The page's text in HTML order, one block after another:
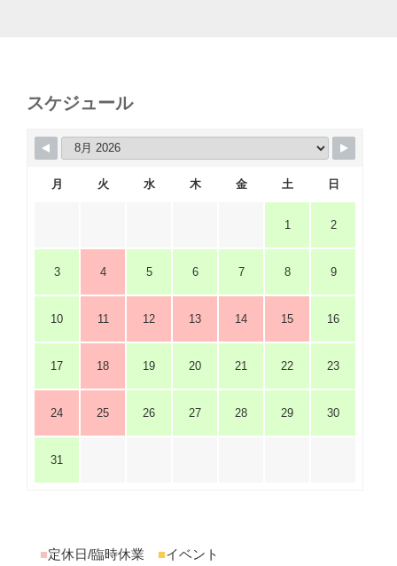
スケジュール
月 火 水 木 金 土 日
1 2
3 4 5 6 7 8 9
10 11 12 13 14 15 16
17 18 19 20 21 22 23
24 25 26 27 28 29 30
31
■定休日/臨時休業 ■イベント